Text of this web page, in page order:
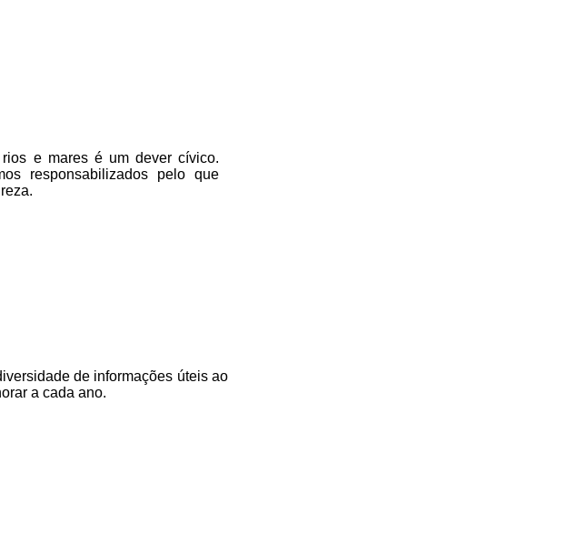
e mares é um dever cívico.
responsabilizados pelo que
de informações úteisao
a cada ano.